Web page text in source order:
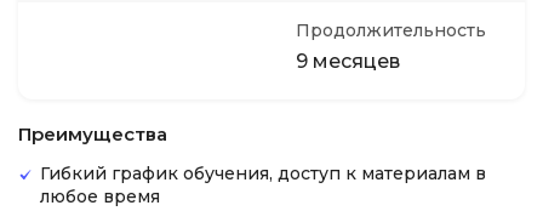
Продолжительность
9 месяцев
Преимущества
Гибкий график обучения, доступ к материалам в
любое время